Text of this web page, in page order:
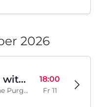
2026
Moodymann with special guests
Chistilishcheto / The Purgatory, Sofia, BG
18:00
Fr 11